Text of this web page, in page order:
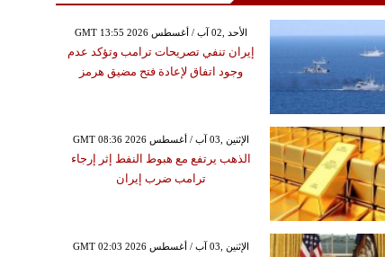
GMT 13:55 2026 الأحد ,02 آب / أغسطس
إيران تنفي تصريحات ترامب وتؤكد عدم
وجود اتفاق لإعادة فتح مضيق هرمز
GMT 08:36 2026 الإثنين ,03 آب / أغسطس
الذهب يرتفع مع هبوط النفط إثر إرجاء
ترامب ضرب إيران
GMT 02:03 2026 الإثنين ,03 آب / أغسطس